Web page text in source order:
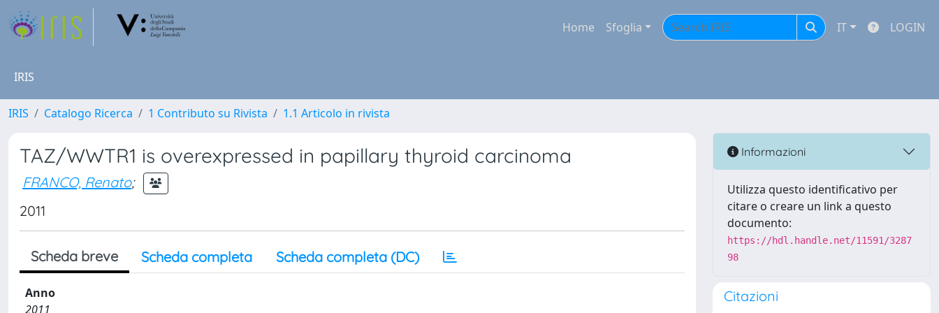
Home Sfoglia IT LOGIN
IRIS
IRIS Catalogo Ricerca 1 Contributo su Rivista 1.1 Articolo in rivista
TAZ/WWTR1 is overexpressed in papillary thyroid carcinoma
FRANCO, Renato;
2011
Scheda breve Scheda completa Scheda completa (DC)
Anno
2011
Informazioni
Utilizza questo identificativo per
citare o creare un link a questo
documento:
https://hdl.handle.net/11591/3287
98
Citazioni